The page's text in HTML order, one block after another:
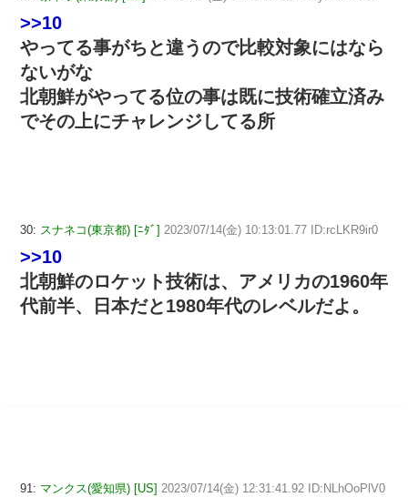
>>10
やってる事がちと違うので比較対象にはなら
ないがな
北朝鮮がやってる位の事は既に技術確立済み
でその上にチャレンジしてる所
30: スナネコ(東京都) [ﾆﾀﾞ] 2023/07/14(金) 10:13:01.77 ID:rcLKR9ir0
>>10
北朝鮮のロケット技術は、アメリカの1960年
代前半、日本だと1980年代のレベルだよ。
91: マンクス(愛知県) [US] 2023/07/14(金) 12:31:41.92 ID:NLhOoPlV0